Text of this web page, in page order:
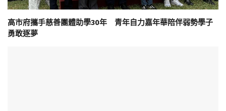
高市府攜手慈善團體助學30年 青年自力嘉年華陪伴弱勢學子
勇敢逐夢